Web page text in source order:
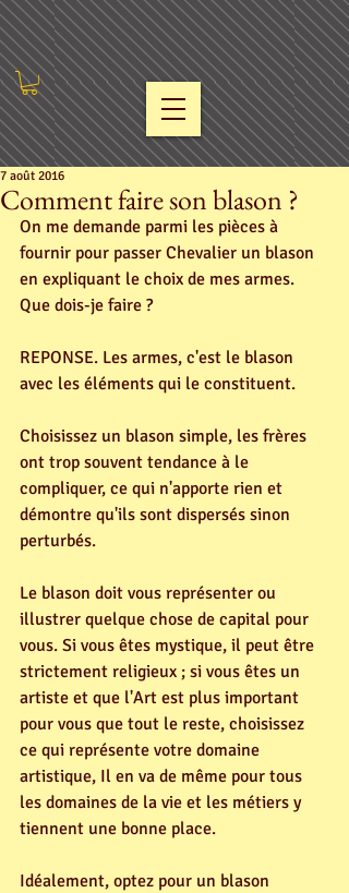
Comment faire son blason ?
7 août 2016
On me demande parmi les pièces à
fournir pour passer Chevalier un blason
en expliquant le choix de mes armes.
Que dois-je faire ?
REPONSE. Les armes, c'est le blason
avec les éléments qui le constituent.
Choisissez un blason simple, les frères
ont trop souvent tendance à le
compliquer, ce qui n'apporte rien et
démontre qu'ils sont dispersés sinon
perturbés.
Le blason doit vous représenter ou
illustrer quelque chose de capital pour
vous. Si vous êtes mystique, il peut être
strictement religieux ; si vous êtes un
artiste et que l'Art est plus important
pour vous que tout le reste, choisissez
ce qui représente votre domaine
artistique, Il en va de même pour tous
les domaines de la vie et les métiers y
tiennent une bonne place.
Idéalement, optez pour un blason